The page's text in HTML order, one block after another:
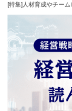
[特集]人材育成やチー